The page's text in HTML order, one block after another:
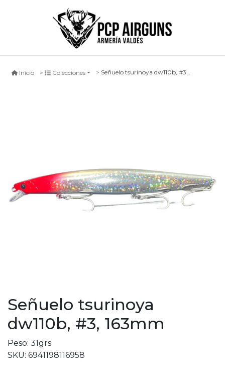
Inicio Colecciones Señuelo tsurinoya dw110b, #3, 163mm
Señuelo tsurinoya
dw110b, #3, 163mm
Peso: 31grs
SKU: 6941198116958